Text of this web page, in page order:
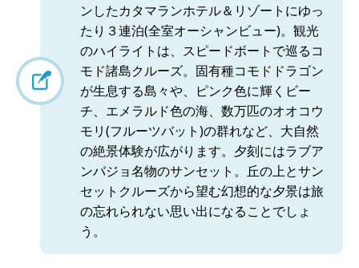
ンしたカタマランホテル＆リゾートにゆっ
たり３連泊(全室オーシャンビュー)。観光
のハイライトは、スピードボートで巡るコ
モド諸島クルーズ。固有種コモドドラゴン
が生息する島々や、ピンク色に輝くビー
チ、エメラルド色の海、数万匹のオオコウ
モリ(フルーツバット)の群れなど、大自然
の絶景体験が広がります。夕刻にはラブア
ンバジョ名物のサンセット。丘の上とサン
セットクルーズから望む幻想的な夕景は旅
の忘れられない思い出になることでしょ
う。